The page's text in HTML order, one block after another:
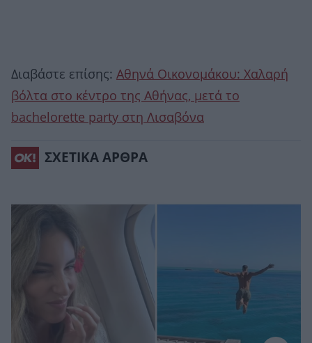
Διαβάστε επίσης: Aθηνά Οικονομάκου: Χαλαρή
βόλτα στο κέντρο της Αθήνας, μετά το
bachelorette party στη Λισαβόνα
ΣΧΕΤΙΚΑ ΑΡΘΡΑ